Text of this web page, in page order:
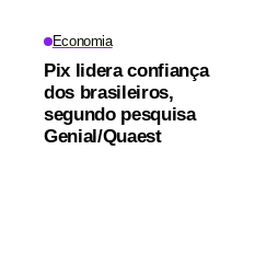
Economia
Pix lidera confiança
dos brasileiros,
segundo pesquisa
Genial/Quaest